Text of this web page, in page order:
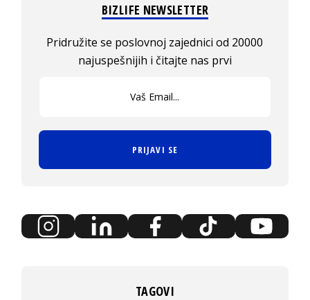
BIZLIFE NEWSLETTER
Pridružite se poslovnoj zajednici od 20000
najuspešnijih i čitajte nas prvi
PRIJAVI SE
TAGOVI